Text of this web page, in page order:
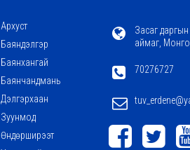
Архуст
Баяндэлгэр
Баянхангай
Баянчандмань
Дэлгэрхаан
Зуунмод
Өндөрширээт
Засаг
аймаг,
70276727